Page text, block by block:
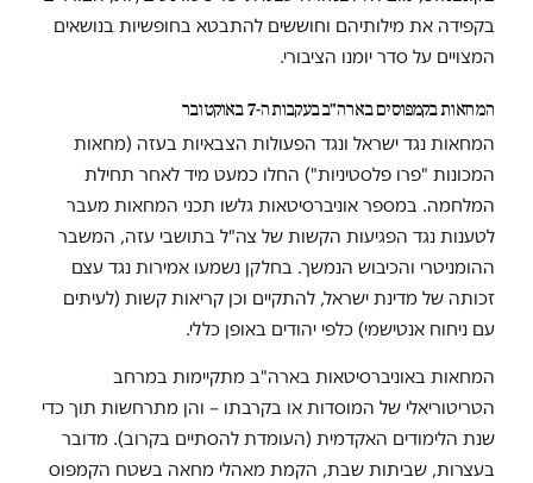
בקפידה את מילותיהם וחוששים להתבטא בחופשיות בנושאים
המצויים על סדר יומנו הציבורי.
המחאות בקמפוסים בארה"ב בעקבות ה-7 באוקטובר
המחאות נגד ישראל ונגד הפעולות הצבאיות בעזה (מחאות
המכונות "פרו פלסטיניות") החלו כמעט מיד לאחר תחילת
המלחמה. במספר אוניברסיטאות גלשו תכני המחאות מעבר
לטענות נגד הפגיעות הקשות של צה"ל בתושבי עזה, המשבר
ההומניטרי והכיבוש הנמשך. בחלקן נשמעו אמירות נגד עצם
זכותה של מדינת ישראל, להתקיים וכן קריאות קשות (לעיתים
עם ניחוח אנטישמי) כלפי יהודים באופן כללי.
המחאות באוניברסיטאות בארה"ב מתקיימות במרחב
הטריטוריאלי של המוסדות או בקרבתו – והן מתרחשות תוך כדי
שנת הלימודים האקדמית (העומדת להסתיים בקרוב). מדובר
בעצרות, שביתות שבת, הקמת מאהלי מחאה בשטח הקמפוס